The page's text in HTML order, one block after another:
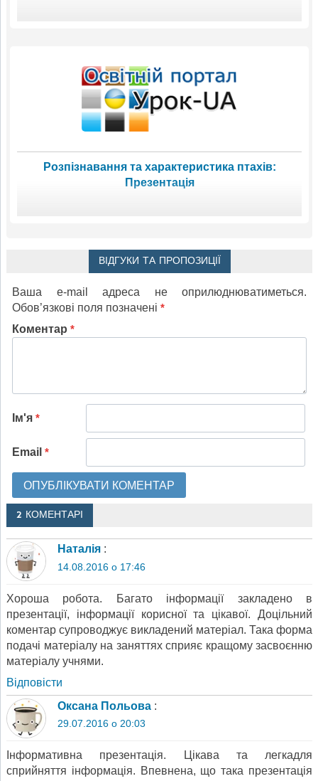
Розпізнавання та характеристика птахів:
Презентація
ВІДГУКИ ТА ПРОПОЗИЦІЇ
Ваша e-mail адреса не оприлюднюватиметься.
Обов’язкові поля позначені *
Коментар *
Ім'я *
Email *
2 КОМЕНТАРІ
Наталія :
14.08.2016 о 17:46
Хороша робота. Багато інформації закладено в
презентації, інформації корисної та цікавої. Доцільний
коментар супроводжує викладений матеріал. Така форма
подачі матеріалу на заняттях сприяє кращому засвоєнню
матеріалу учнями.
Відповіcти
Оксана Польова :
29.07.2016 о 20:03
Інформативна презентація. Цікава та легкадля
сприйняття інформація. Впевнена, що така презентація